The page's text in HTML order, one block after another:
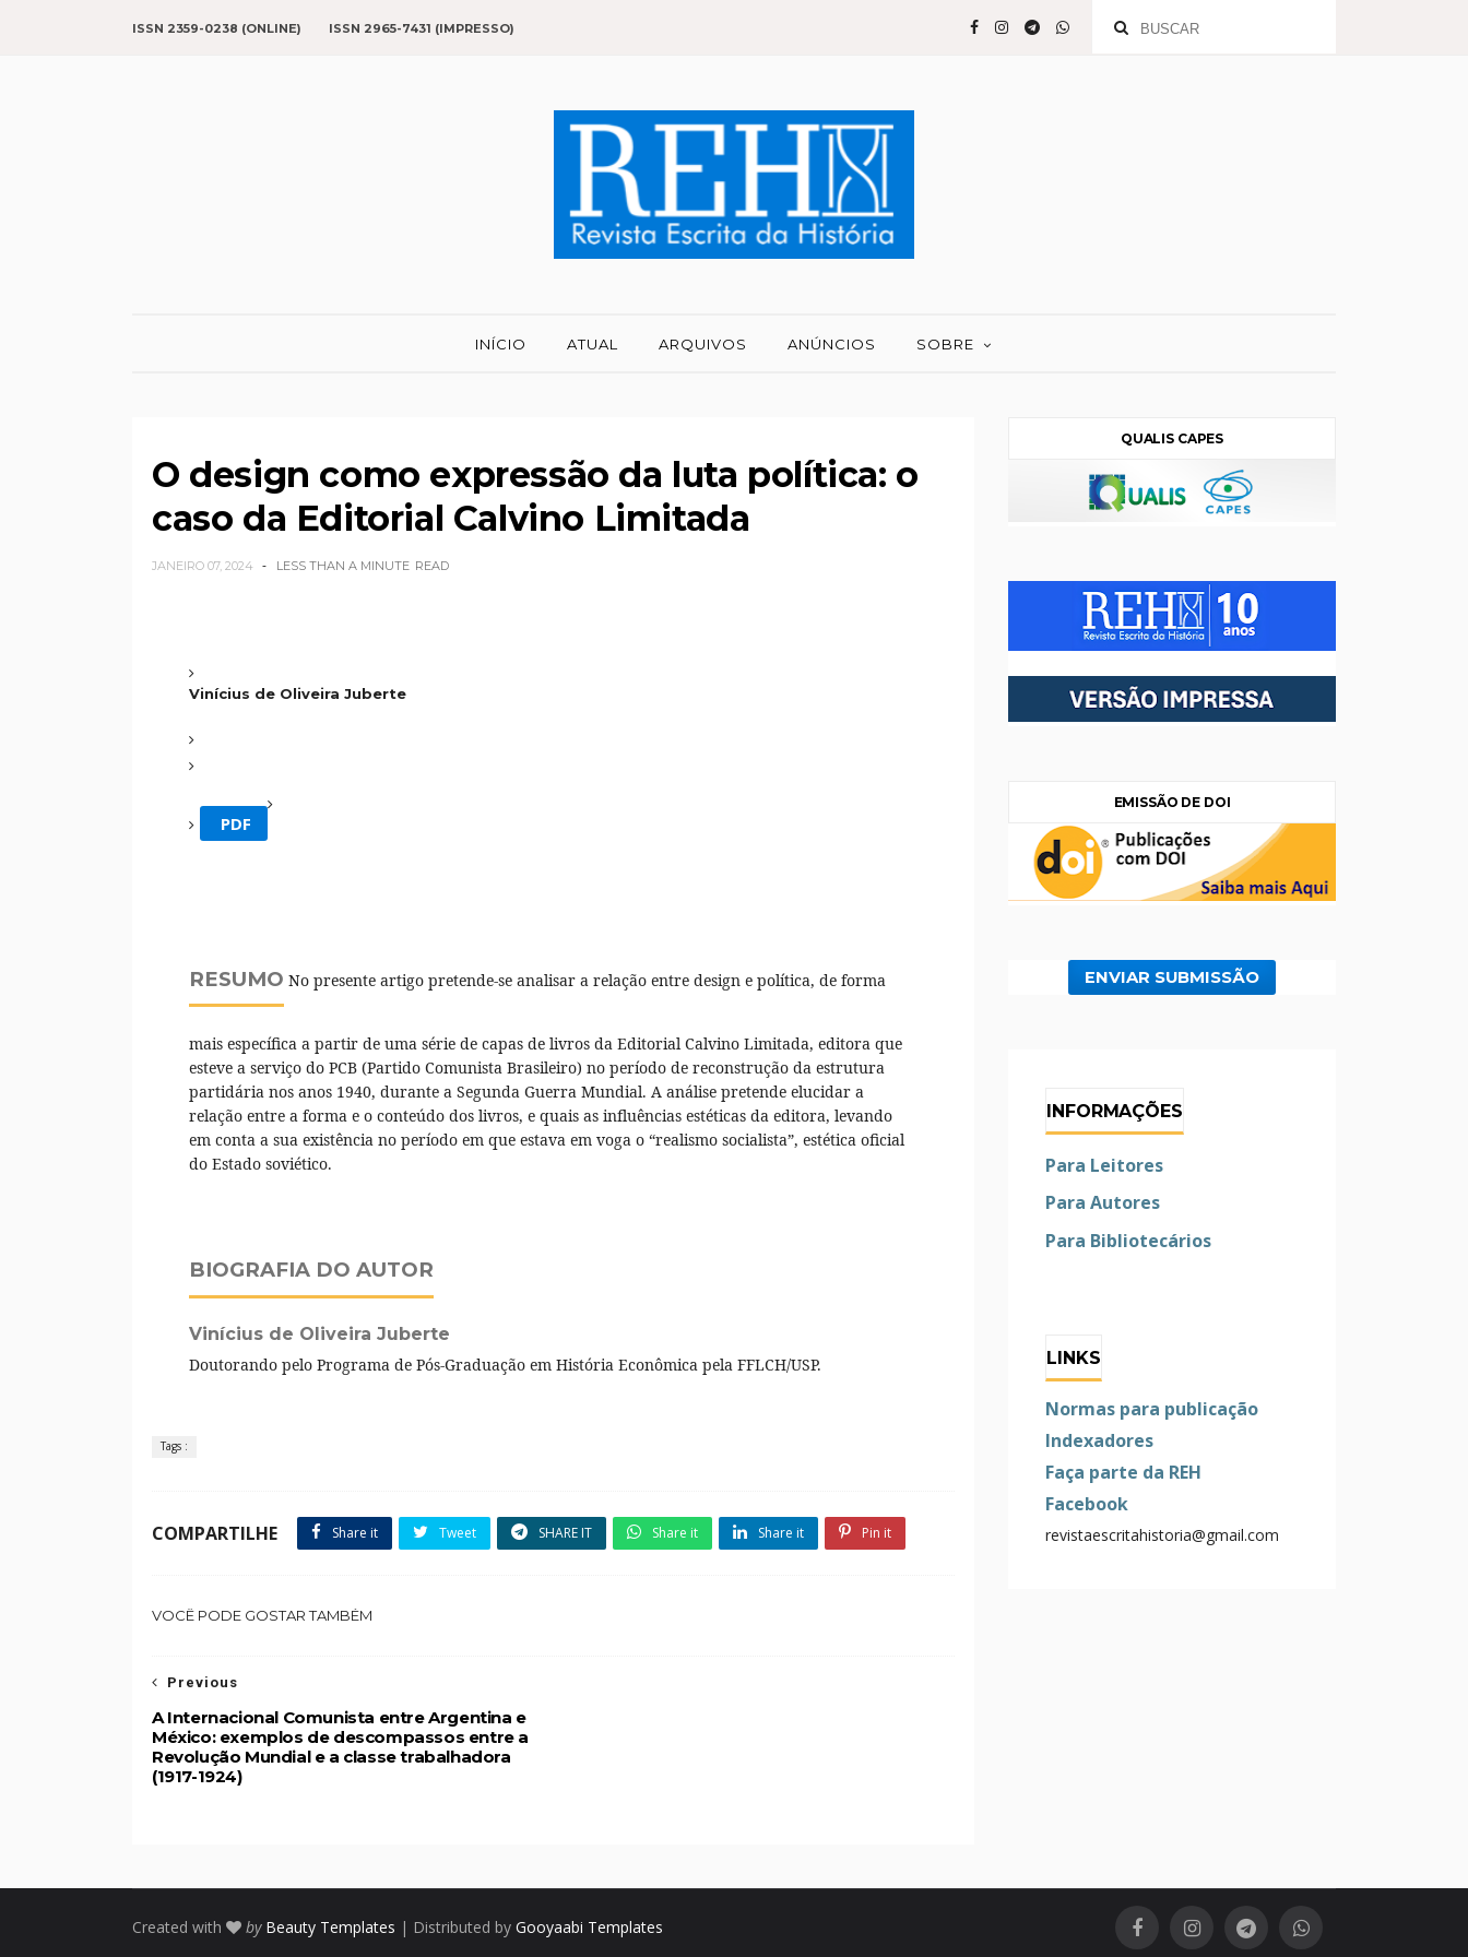
ISSN 2359-0238 (ONLINE) ISSN 2965-7431 (IMPRESSO)
INÍCIO ATUAL ARQUIVOS ANÚNCIOS SOBRE
O design como expressão da luta política: o
caso da Editorial Calvino Limitada
JANEIRO 07, 2024 LESS THAN A MINUTE READ
Vinícius de Oliveira Juberte
PDF
RESUMO No presente artigo pretende-se analisar a relação entre design e política, de forma
mais específica a partir de uma série de capas de livros da Editorial Calvino Limitada, editora que
esteve a serviço do PCB (Partido Comunista Brasileiro) no período de reconstrução da estrutura
partidária nos anos 1940, durante a Segunda Guerra Mundial. A análise pretende elucidar a
relação entre a forma e o conteúdo dos livros, e quais as influências estéticas da editora, levando
em conta a sua existência no período em que estava em voga o “realismo socialista”, estética oficial
do Estado soviético.
BIOGRAFIA DO AUTOR
Vinícius de Oliveira Juberte
Doutorando pelo Programa de Pós-Graduação em História Econômica pela FFLCH/USP.
Tags :
COMPARTILHE Share it Tweet SHARE IT Share it Share it Pin it
VOCÊ PODE GOSTAR TAMBÉM
Previous
A Internacional Comunista entre Argentina e
México: exemplos de descompassos entre a
Revolução Mundial e a classe trabalhadora
(1917-1924)
QUALIS CAPES
EMISSÃO DE DOI
ENVIAR SUBMISSÃO
INFORMAÇÕES
Para Leitores
Para Autores
Para Bibliotecários
LINKS
Normas para publicação
Indexadores
Faça parte da REH
Facebook
revistaescritahistoria@gmail.com
Created with by Beauty Templates | Distributed by Gooyaabi Templates